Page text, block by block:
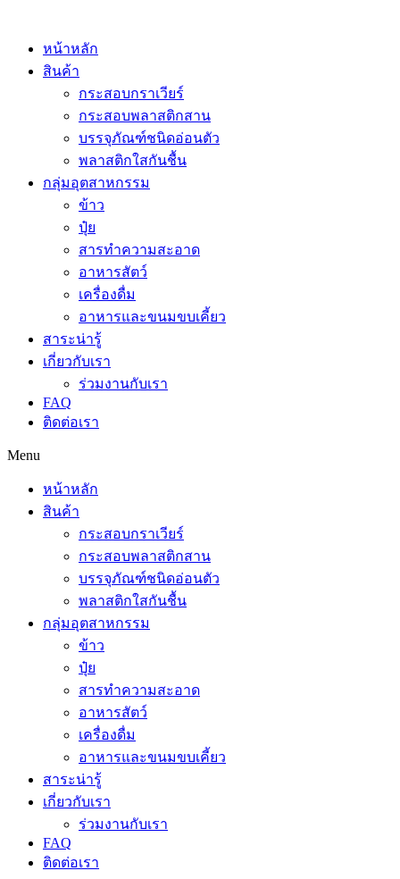
หน้าหลัก
สินค้า
กระสอบกราเวียร์
กระสอบพลาสติกสาน
บรรจุภัณฑ์ชนิดอ่อนตัว
พลาสติกใสกันชื้น
กลุ่มอุตสาหกรรม
ข้าว
ปุ๋ย
สารทำความสะอาด
อาหารสัตว์
เครื่องดื่ม
อาหารและขนมขบเคี้ยว
สาระน่ารู้
เกี่ยวกับเรา
ร่วมงานกับเรา
FAQ
ติดต่อเรา
Menu
หน้าหลัก
สินค้า
กระสอบกราเวียร์
กระสอบพลาสติกสาน
บรรจุภัณฑ์ชนิดอ่อนตัว
พลาสติกใสกันชื้น
กลุ่มอุตสาหกรรม
ข้าว
ปุ๋ย
สารทำความสะอาด
อาหารสัตว์
เครื่องดื่ม
อาหารและขนมขบเคี้ยว
สาระน่ารู้
เกี่ยวกับเรา
ร่วมงานกับเรา
FAQ
ติดต่อเรา